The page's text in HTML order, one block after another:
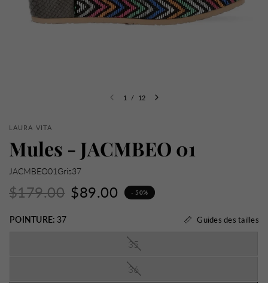
1 / 12
LAURA VITA
Mules - JACMBEO 01
JACMBEO01Gris37
$179.00 $89.00 - 50%
POINTURE: 37 Guides des tailles
35
36